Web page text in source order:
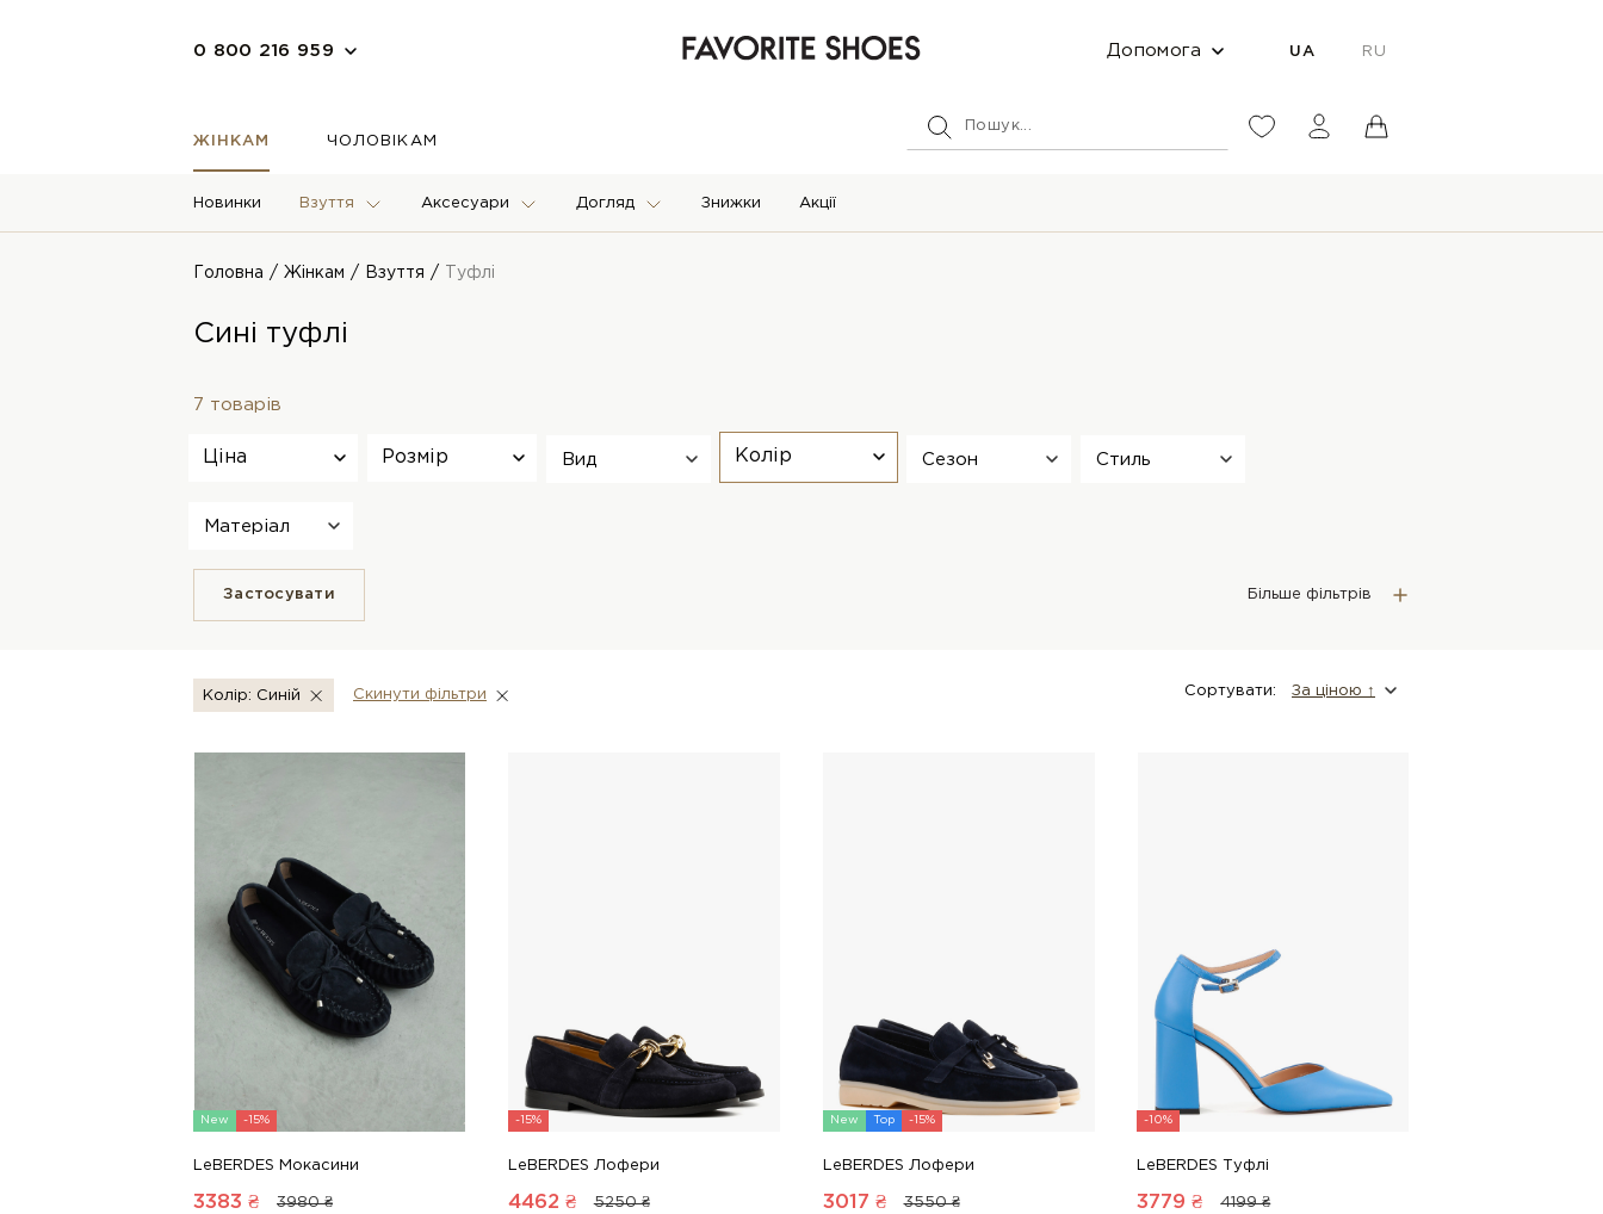
0 800 216 959 Допомога UA RU
ЖІНКАМ ЧОЛОВІКАМ
Новинки Взуття Аксесуари Догляд Знижки Акції
Головна Жінкам Взуття Туфлі
Сині туфлі
7 товарів
Ціна Розмір Вид Колір Сезон Стиль
Матеріал
Застосувати Більше фільтрів
Сортувати: За цiною ↑
Колір: Синій Скинути фiльтри
New -15%
LeBERDES Мокасини
3383 ₴ 3980 ₴
-15%
LeBERDES Лофери
4462 ₴ 5250 ₴
New Top -15%
LeBERDES Лофери
3017 ₴ 3550 ₴
-10%
LeBERDES Туфлі
3779 ₴ 4199 ₴